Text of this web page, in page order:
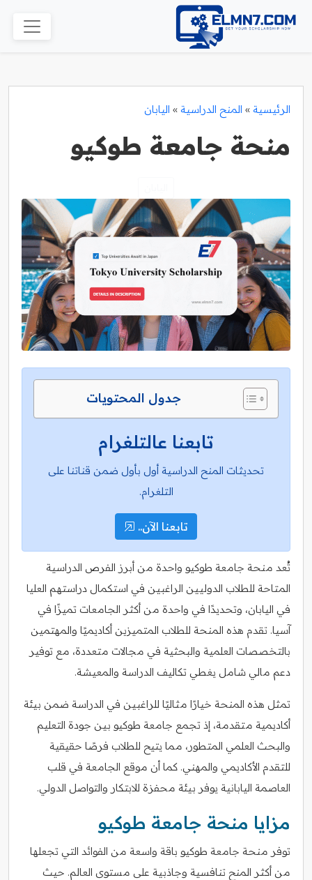
الرئيسية » المنح الدراسية » اليابان
منحة جامعة طوكيو
جدول المحتويات
تابعنا عالتلغرام
تحديثات المنح الدراسية أول بأول ضمن قناتنا على
التلغرام.
تابعنا الآن..
تُعد منحة جامعة طوكيو واحدة من أبرز الفرص الدراسية
المتاحة للطلاب الدوليين الراغبين في استكمال دراستهم العليا
في اليابان، وتحديدًا في واحدة من أكثر الجامعات تميزًا في
آسيا. تقدم هذه المنحة للطلاب المتميزين أكاديميًا والمهتمين
بالتخصصات العلمية والبحثية في مجالات متعددة، مع توفير
دعم مالي شامل يغطي تكاليف الدراسة والمعيشة.
تمثل هذه المنحة خيارًا مثاليًا للراغبين في الدراسة ضمن بيئة
أكاديمية متقدمة، إذ تجمع جامعة طوكيو بين جودة التعليم
والبحث العلمي المتطور، مما يتيح للطلاب فرصًا حقيقية
للتقدم الأكاديمي والمهني. كما أن موقع الجامعة في قلب
العاصمة اليابانية يوفر بيئة محفزة للابتكار والتواصل الدولي.
مزايا منحة جامعة طوكيو
توفر منحة جامعة طوكيو باقة واسعة من الفوائد التي تجعلها
من أكثر المنح تنافسية وجاذبية على مستوى العالم. حيث